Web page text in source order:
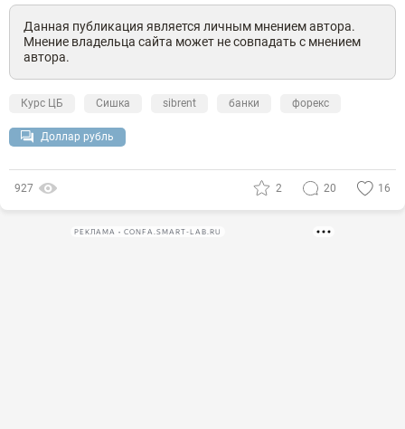
Данная публикация является личным мнением автора.
Мнение владельца сайта может не совпадать с мнением
автора.
Курс ЦБ Сишка sibrent банки форекс
Доллар рубль
927 2 20 16
РЕКЛАМА • CONFA.SMART-LAB.RU